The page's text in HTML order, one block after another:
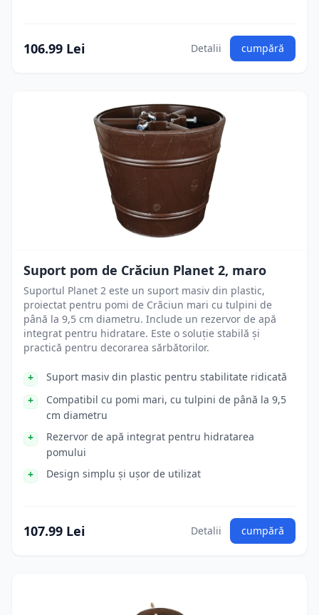
106.99 Lei Detalii cumpără
Suport pom de Crăciun Planet 2, maro
Suportul Planet 2 este un suport masiv din plastic,
proiectat pentru pomi de Crăciun mari cu tulpini de
până la 9,5 cm diametru. Include un rezervor de apă
integrat pentru hidratare. Este o soluție stabilă și
practică pentru decorarea sărbătorilor.
Suport masiv din plastic pentru stabilitate ridicată
Compatibil cu pomi mari, cu tulpini de până la 9,5
cm diametru
Rezervor de apă integrat pentru hidratarea
pomului
Design simplu și ușor de utilizat
107.99 Lei Detalii cumpără